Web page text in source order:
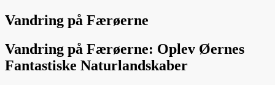
Vandring på Færøerne
Vandring på Færøerne: Oplev Øernes
Fantastiske Naturlandskaber